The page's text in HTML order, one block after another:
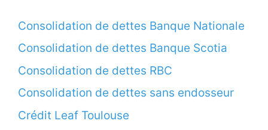
Consolidation de dettes Banque Nationale
Consolidation de dettes Banque Scotia
Consolidation de dettes RBC
Consolidation de dettes sans endosseur
Crédit Leaf Toulouse